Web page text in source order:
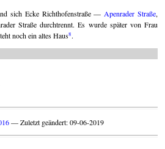
sich Ecke Richthofenstraße — Apenrader Straße,
Straße durchtrennt. Es wurde später von Frau
noch ein altes Haus8.
— Zuletzt geändert: 09-06-2019